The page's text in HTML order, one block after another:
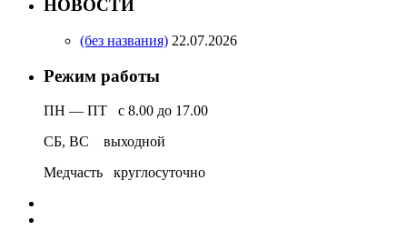
НОВОСТИ
(без названия) 22.07.2026
Режим работы
ПН — ПТ с 8.00 до 17.00
СБ, ВС выходной
Медчасть круглосуточно